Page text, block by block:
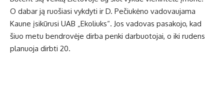
O dabar ją ruošiasi vykdyti ir D. Pečiukėno vadovaujama
Kaune įsikūrusi UAB „Ekoliuks“. Jos vadovas pasakojo, kad
šiuo metu bendrovėje dirba penki darbuotojai, o iki rudens
planuoja dirbti 20.